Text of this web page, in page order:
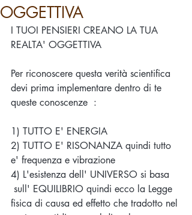
OGGETTIVA
I TUOI PENSIERI CREANO LA TUA
REALTA' OGGETTIVA
Per riconoscere questa verità scientifica
devi prima implementare dentro di te
queste conoscenze  :
1) TUTTO E' ENERGIA
2) TUTTO E' RISONANZA quindi tutto
e' frequenza e vibrazione
4) L'esistenza dell' UNIVERSO si basa
fisica di causa ed effetto che tradotto nel